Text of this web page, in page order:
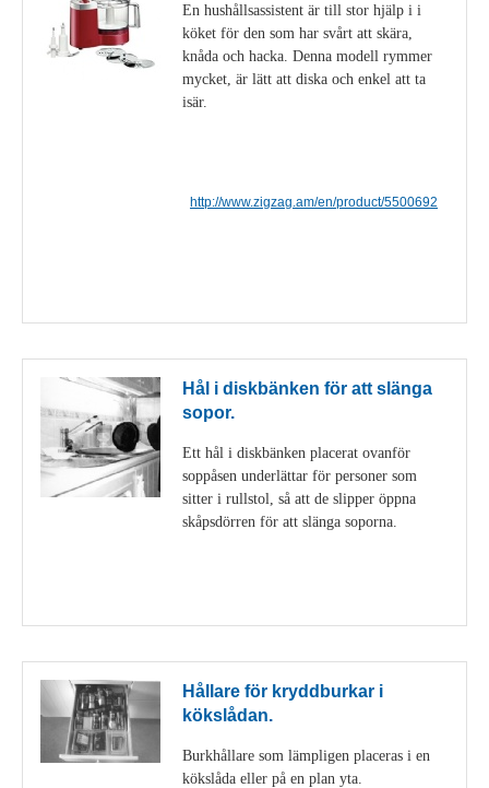
En hushållsassistent är till stor hjälp i i
köket för den som har svårt att skära,
knåda och hacka. Denna modell rymmer
mycket, är lätt att diska och enkel att ta
isär.
http://www.zigzag.am/en/product/5500692
Hål i diskbänken för att slänga
sopor.
Ett hål i diskbänken placerat ovanför
soppåsen underlättar för personer som
sitter i rullstol, så att de slipper öppna
skåpsdörren för att slänga soporna.
Hållare för kryddburkar i
kökslådan.
Burkhållare som lämpligen placeras i en
kökslåda eller på en plan yta.